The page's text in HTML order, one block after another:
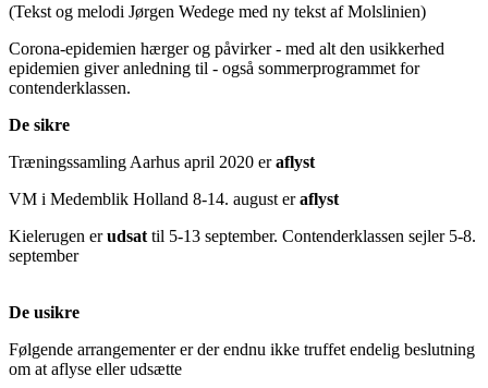
(Tekst og melodi Jørgen Wedege med ny tekst af Molslinien)
Corona-epidemien hærger og påvirker - med alt den usikkerhed
epidemien giver anledning til - også sommerprogrammet for
contenderklassen.
De sikre
Træningssamling Aarhus april 2020 eraflyst
VM i Medemblik Holland 8-14. august eraflyst
Kielerugen erudsat til 5-13 september. Contenderklassen sejler 5-8.
september
De usikre
Følgende arrangementer er der endnu ikke truffet endelig beslutning
om at aflyse eller udsætte